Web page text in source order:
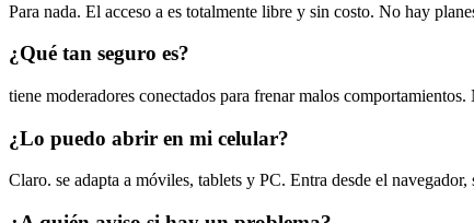
Para nada. El acceso a es totalmente libre y sin costo. No hay
¿Qué tan seguro es?
tiene moderadores conectados para frenar malos
¿Lo puedo abrir en mi celular?
Claro. se adapta a móviles, tablets y PC. Entra desde el navegador,